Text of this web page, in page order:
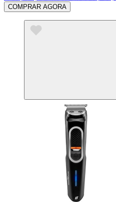
COMPRAR AGORA